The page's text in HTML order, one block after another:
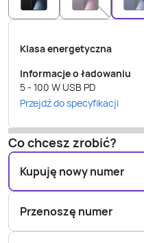
Klasa energetyczna
Informacje o ładowaniu
5 - 100 W USB PD
Przejdź do specyfikacji
Co chcesz zrobić?
Kupuję nowy numer
Przenoszę numer